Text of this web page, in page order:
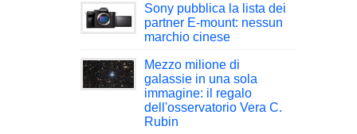
Sony pubblica la lista dei
partner E-mount: nessun
marchio cinese
Mezzo milione di
galassie in una sola
immagine: il regalo
dell'osservatorio Vera C.
Rubin